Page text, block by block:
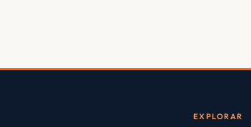
EXPLORAR